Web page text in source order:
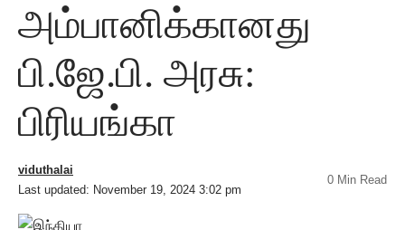
அம்பானிக்கானது
பி.ஜே.பி. அரசு:
பிரியங்கா
Last updated: November 19, 2024 3:02 pm
viduthalai
0 Min Read